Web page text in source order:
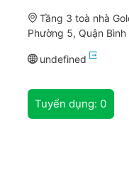
Tầng 3 toà nhà
Phường 5, Quận
undefined
Tuyển dụng: 0